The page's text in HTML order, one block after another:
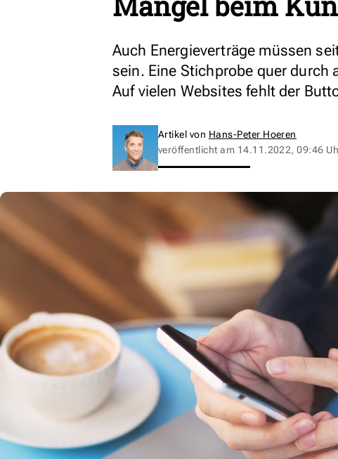
Auch Energieverträge müssen
sein. Eine Stichprobe quer durch
Auf vielen Websites fehlt der
Artikel von Hans-Peter Hoeren
veröffentlicht am 14.11.2022, 09:46